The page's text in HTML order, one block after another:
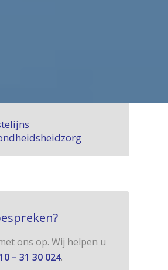
ons op. Wij helpen u
– 31 30 024.